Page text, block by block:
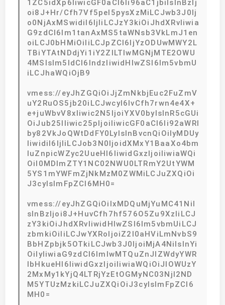
1ZC5idXp6IiwicGF0aCI6Ii96aC1jbiIsInBzIj
oi8J+Hr/Cfh7Vf5pel5pysXzMiLCJwb3J0Ij
o0NjAxMSwidiI6IjIiLCJzY3kiOiJhdXRvIiwia
G9zdCI6Im1tanAxMS5taWNsb3VkLmJ1en
oiLCJ0bHMiOiIiLCJpZCI6IjYzODUwMWY2L
TBiYTAtNDdjYi1iY2ZlLTIwMGNjMTE2OWU
4MSIsIm5ldCI6IndzIiwidHlwZSI6Im5vbmU
iLCJhaWQiOjB9
vmess://eyJhZGQiOiJjZmNkbjEuc2FuZmV
uY2RuOS5jb20iLCJwcyI6IvCfh7rwn4e4X+
e+juWbvV8xIiwic2N5IjoiYXV0byIsInR5cGUi
OiJub25lIiwic25pIjoiIiwicGF0aCI6Ii92aWRl
by82VkJoQWtDdFY0LyIsInBvcnQiOiIyMDUy
IiwidiI6IjIiLCJob3N0IjoidXMxY1BaaXo4bm
IuZnpicWZyc2UueHl6IiwidGxzIjoiIiwiaWQi
OiI0MDlmZTY1NC02NWU0LTRmY2UtYWM
5YS1mYWFmZjNkMzM0ZWMiLCJuZXQiOi
J3cyIsImFpZCI6MH0=
vmess://eyJhZGQiOiIxMDQuMjYuMC41NiI
sInBzIjoi8J+HuvCfh7hf576O5Zu9XzIiLCJ
zY3kiOiJhdXRvIiwidHlwZSI6Im5vbmUiLCJ
zbmkiOiIiLCJwYXRoIjoiZ2l0aHViLmNvbS9
BbHZpbjk5OTkiLCJwb3J0IjoiMjA4NiIsInYi
OiIyIiwiaG9zdCI6ImlwMTQuZnJlZWdyYWR
lbHkueHl6IiwidGxzIjoiIiwiaWQiOiJlOWUzY
2MxMy1kYjQ4LTRjYzEtOGMyNC03NjI2ND
M5YTUzMzkiLCJuZXQiOiJ3cyIsImFpZCI6
MH0=